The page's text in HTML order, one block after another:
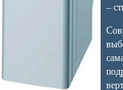
–